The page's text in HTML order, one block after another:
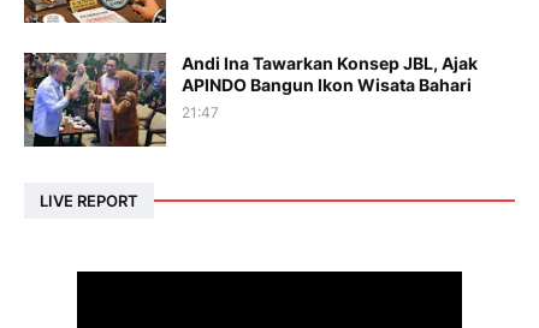
Andi Ina Tawarkan Konsep JBL, Ajak
APINDO Bangun Ikon Wisata Bahari
21:47
LIVE REPORT